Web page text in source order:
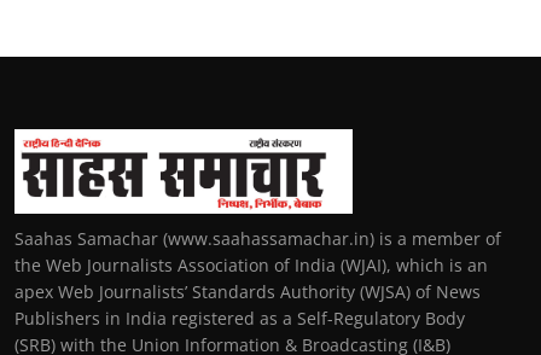
Saahas Samachar (www.saahassamachar.in) is a member of
the Web Journalists Association of India (WJAI), which is an
apex Web Journalists’ Standards Authority (WJSA) of News
Publishers in India registered as a Self-Regulatory Body
(SRB) with the Union Information & Broadcasting (I&B)